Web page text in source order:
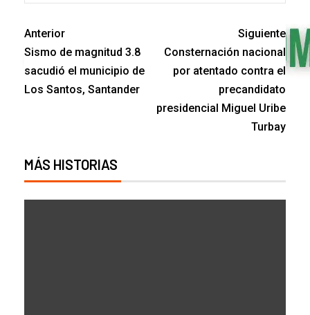
Anterior
Sismo de magnitud 3.8
sacudió el municipio de
Los Santos, Santander
Siguiente
Consternación nacional
por atentado contra el
precandidato
presidencial Miguel Uribe
Turbay
MÁS HISTORIAS